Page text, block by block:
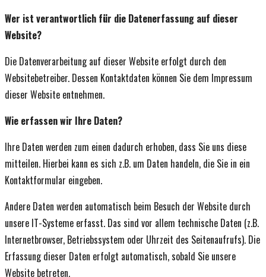
Wer ist verantwortlich für die Datenerfassung auf dieser
Website?
Die Datenverarbeitung auf dieser Website erfolgt durch den
Websitebetreiber. Dessen Kontaktdaten können Sie dem Impressum
dieser Website entnehmen.
Wie erfassen wir Ihre Daten?
Ihre Daten werden zum einen dadurch erhoben, dass Sie uns diese
mitteilen. Hierbei kann es sich z.B. um Daten handeln, die Sie in ein
Kontaktformular eingeben.
Andere Daten werden automatisch beim Besuch der Website durch
unsere IT-Systeme erfasst. Das sind vor allem technische Daten (z.B.
Internetbrowser, Betriebssystem oder Uhrzeit des Seitenaufrufs). Die
Erfassung dieser Daten erfolgt automatisch, sobald Sie unsere
Website betreten.